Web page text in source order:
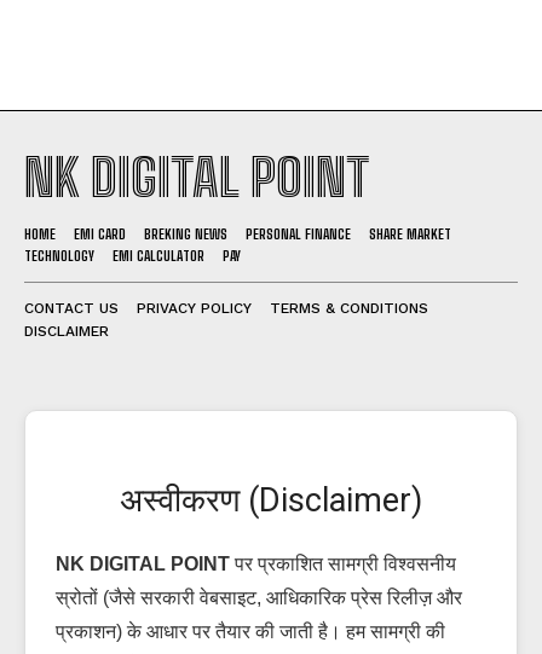
NK DIGITAL POINT
HOME EMI CARD BREKING NEWS PERSONAL FINANCE
SHARE MARKET
TECHNOLOGY
EMI CALCULATOR PAY
CONTACT US PRIVACY POLICY
TERMS & CONDITIONS
DISCLAIMER
अस्वीकरण (Disclaimer)
NK DIGITAL POINTपर प्रकाशित सामग्री विश्वसनीय
स्रोतों (जैसे सरकारी वेबसाइट, आधिकारिक प्रेस रिलीज़ और
प्रकाशन) के आधार पर तैयार की जाती है। हम सामग्री की